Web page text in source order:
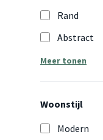
Rand
Abstract
Meer tonen
Woonstijl
Modern